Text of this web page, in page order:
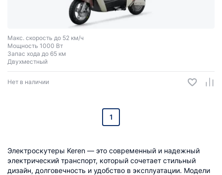
Макс. скорость до 52 км/ч
Мощность 1000 Вт
Запас хода до 65 км
Двухместный
Нет в наличии
1
Электроскутеры Keren — это современный и надежный
электрический транспорт, который сочетает стильный
дизайн, долговечность и удобство в эксплуатации. Модели